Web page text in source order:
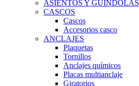
ASIENTOS Y GUINDOLAS
CASCOS
Cascos
Accesorios casco
ANCLAJES
Plaquetas
Tornillos
Anclajes químicos
Placas multianclaje
Giratorios